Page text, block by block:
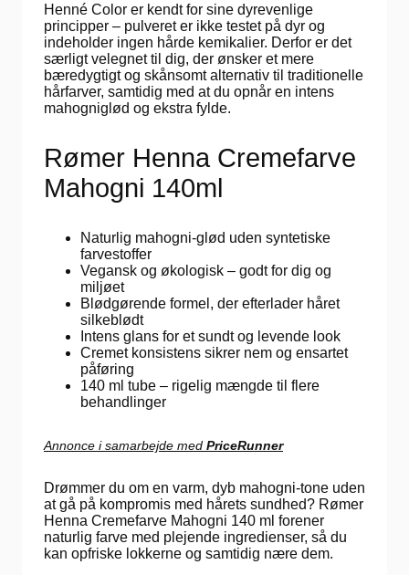
Henné Color er kendt for sine dyrevenlige
principper – pulveret er ikke testet på dyr og
indeholder ingen hårde kemikalier. Derfor er det
særligt velegnet til dig, der ønsker et mere
bæredygtigt og skånsomt alternativ til traditionelle
hårfarver, samtidig med at du opnår en intens
mahogniglød og ekstra fylde.
Rømer Henna Cremefarve
Mahogni 140ml
Naturlig mahogni-glød uden syntetiske
farvestoffer
Vegansk og økologisk – godt for dig og
miljøet
Blødgørende formel, der efterlader håret
silkeblødt
Intens glans for et sundt og levende look
Cremet konsistens sikrer nem og ensartet
påføring
140 ml tube – rigelig mængde til flere
behandlinger
Annonce i samarbejde med PriceRunner
Drømmer du om en varm, dyb mahogni-tone uden
at gå på kompromis med hårets sundhed? Rømer
Henna Cremefarve Mahogni 140 ml forener
naturlig farve med plejende ingredienser, så du
kan opfriske lokkerne og samtidig nære dem.